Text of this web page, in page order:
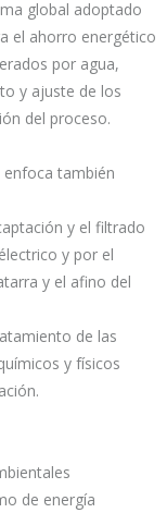
global adoptado
el ahorro energético
por agua,
y ajuste de los
del proceso.
enfoca también
y el filtrado
y por el
y el afino del
de las
y físicos
de energía